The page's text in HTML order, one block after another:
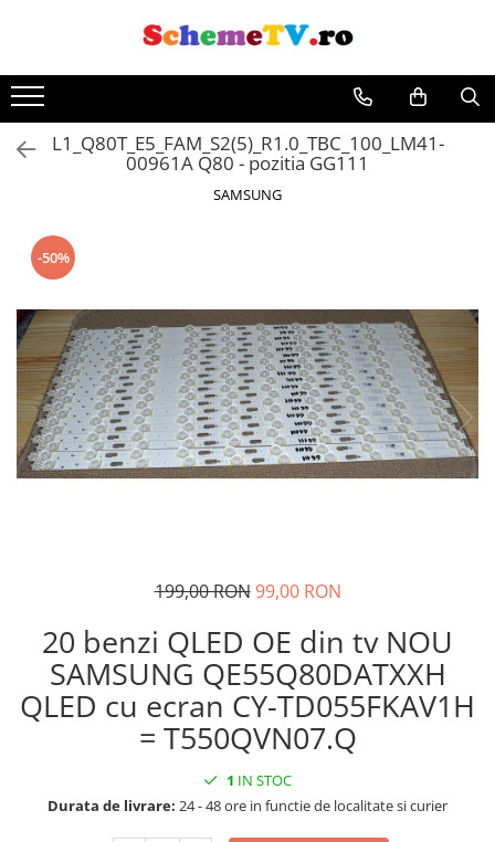
Toate Produsele
Placi de baza
Sursa alimentare
Seturi Benzi LED
Module TCON
Driver LED
L1_Q80T_E5_FAM_S2(5)_R1.0_TBC_100_LM41-
00961A Q80 - pozitia GG111
SAMSUNG
-50%
199,00 RON 99,00 RON
20 benzi QLED OE din tv NOU
SAMSUNG QE55Q80DATXXH
QLED cu ecran CY-TD055FKAV1H
= T550QVN07.Q
1 IN STOC
Durata de livrare: 24 - 48 ore in functie de localitate si curier